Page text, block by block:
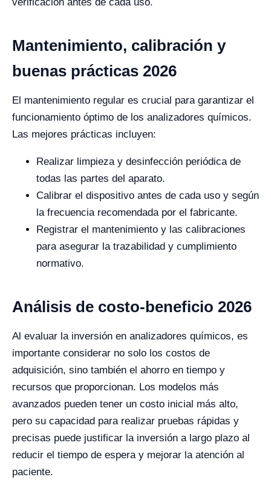
Mantenimiento, calibración y
buenas prácticas 2026
El mantenimiento regular es crucial para garantizar el
funcionamiento óptimo de los analizadores químicos.
Las mejores prácticas incluyen:
Realizar limpieza y desinfección periódica de
todas las partes del aparato.
Calibrar el dispositivo antes de cada uso y según
la frecuencia recomendada por el fabricante.
Registrar el mantenimiento y las calibraciones
para asegurar la trazabilidad y cumplimiento
normativo.
Análisis de costo-beneficio 2026
Al evaluar la inversión en analizadores químicos, es
importante considerar no solo los costos de
adquisición, sino también el ahorro en tiempo y
recursos que proporcionan. Los modelos más
avanzados pueden tener un costo inicial más alto,
pero su capacidad para realizar pruebas rápidas y
precisas puede justificar la inversión a largo plazo al
reducir el tiempo de espera y mejorar la atención al
paciente.